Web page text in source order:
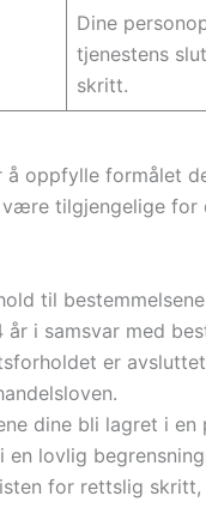
Dine
tjenestens
skritt.
oppfylle formålet
tilgjengelige
til
i samsvar med
er
dine bli lagret i en
lovlig
for rettslig